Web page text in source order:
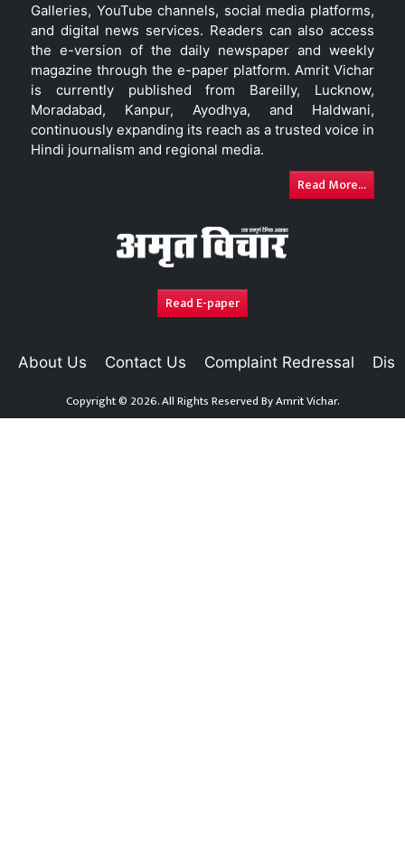
Galleries, YouTube channels, social media platforms,
and digital news services. Readers can also access
the e-version of the daily newspaper and weekly
magazine through the e-paper platform. Amrit Vichar
is currently published from Bareilly, Lucknow,
Moradabad, Kanpur, Ayodhya, and Haldwani,
continuously expanding its reach as a trusted voice in
Hindi journalism and regional media.
Read More...
Read E-paper
About Us Contact Us Complaint Redressal
Copyright © 2026. All Rights Reserved ByAmrit Vichar.